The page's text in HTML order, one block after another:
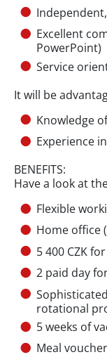
Excellent
PowerPoint)
Service
It will be
Knowledge
Experience
BENEFITS:
Have a look at
Flexible
Home office
5 400 CZK
2 paid day
rotational
5 weeks of
Meal